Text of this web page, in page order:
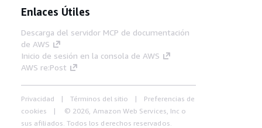
Enlaces Útiles
Descarga del servidor MCP de documentación
de AWS
Inicio de sesión en la consola de AWS
AWS re:Post
Privacidad Términos del sitio
Preferencias de
cookies
© 2026, Amazon Web Services, Inc o
sus afiliados. Todos los derechos reservados.